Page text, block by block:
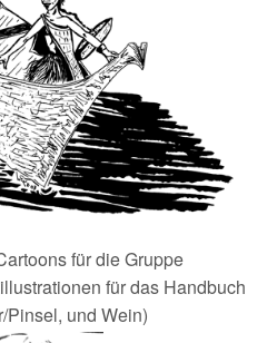
für die Gruppe
für das Handbuch
Pinsel, und Wein)